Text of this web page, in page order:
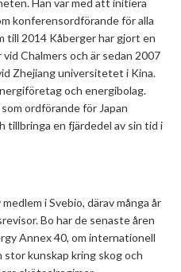
Han var med att initiera
konferensordförande för alla
till 2014 Kåberger har gjort en
Chalmers och är sedan 2007
Zhejiang universitetet i Kina.
och energibolag.
ordförande för Japan
tillbringa en fjärdedel av sin tid i
i Svebio, därav många år
Bo har de senaste åren
Annex 40, om internationell
stor kunskap kring skog och